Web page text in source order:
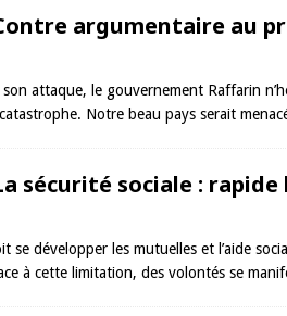
argumentaire au
attaque, le gouvernement Raffarin
Notre beau pays serait
sécurité sociale :
se développer les mutuelles et l’aide
à cette limitation, des volontés se